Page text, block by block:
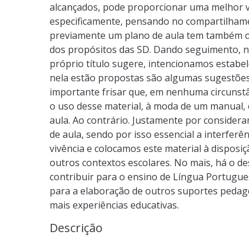
alcançados, pode proporcionar uma melhor
especificamente, pensando no
previamente um plano de aula tem
dos propósitos das SD. Dando seguimento,
próprio título sugere, intencionamos
nela estão propostas são algumas
importante frisar que, em nenhuma
o uso desse material, à moda de um
aula. Ao contrário. Justamente por
de aula, sendo por isso essencial a
vivência e colocamos este material à
outros contextos escolares. No mais, há o
contribuir para o ensino de Língua
para a elaboração de outros suportes
mais experiências educativas.
Descrição